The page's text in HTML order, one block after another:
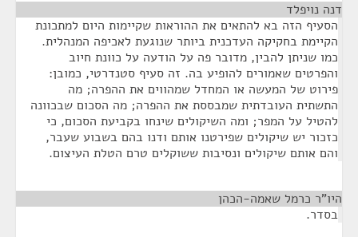
דנה נויפלד
הסעיף הזה בא להתאים את ההוראות שקיימות היום למתכונת
הקיימת בחקיקה העדכנית ביותר שנוגעת לאכיפה המנהלית.
כמו שניתן להבין, מדובר פה על הודעה על כוונת חיוב
והפרטים שאמורים להופיע בה. זה סעיף סטנדרטי, כמובן:
פירוט של המעשה או המחדל שמהווים את ההפרה; מה
התשתית העובדתית שמבססת את ההפרה; מה הסכום שבכוונה
להטיל על המפר; ומה השיקולים שינחו בקביעת הסכום, כי
כזכור יש שיקולים שפירטנו אותם ודנו בהם בשבוע שעבר,
והם אותם שיקולים ונסיבות ששוקלים טרם הטלת העיצום.
היו"ר כרמל שאמה-הכהן
בסדר.